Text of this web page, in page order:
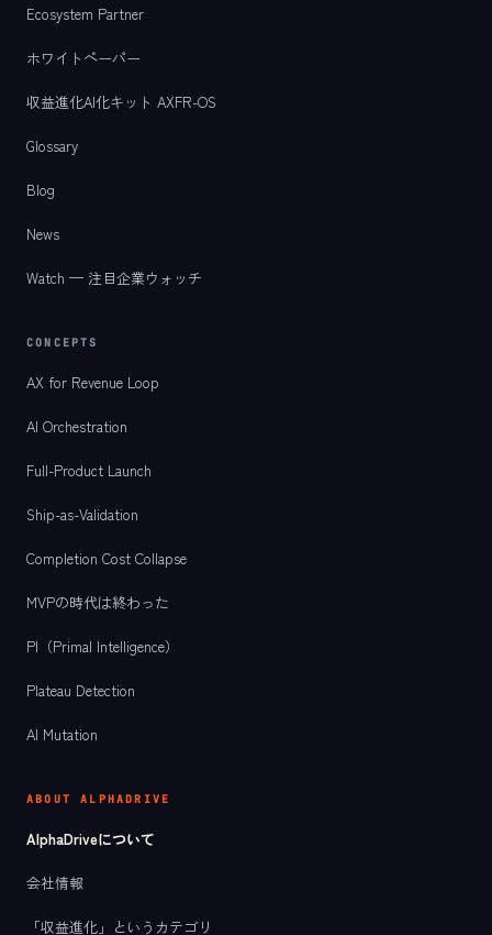
Ecosystem Partner
ホワイトペーパー
収益進化AI化キット AXFR-OS
Glossary
Blog
News
Watch — 注目企業ウォッチ
CONCEPTS
AX for Revenue Loop
AI Orchestration
Full-Product Launch
Ship-as-Validation
Completion Cost Collapse
MVPの時代は終わった
PI（Primal Intelligence）
Plateau Detection
AI Mutation
ABOUT ALPHADRIVE
AlphaDriveについて
会社情報
「収益進化」というカテゴリ